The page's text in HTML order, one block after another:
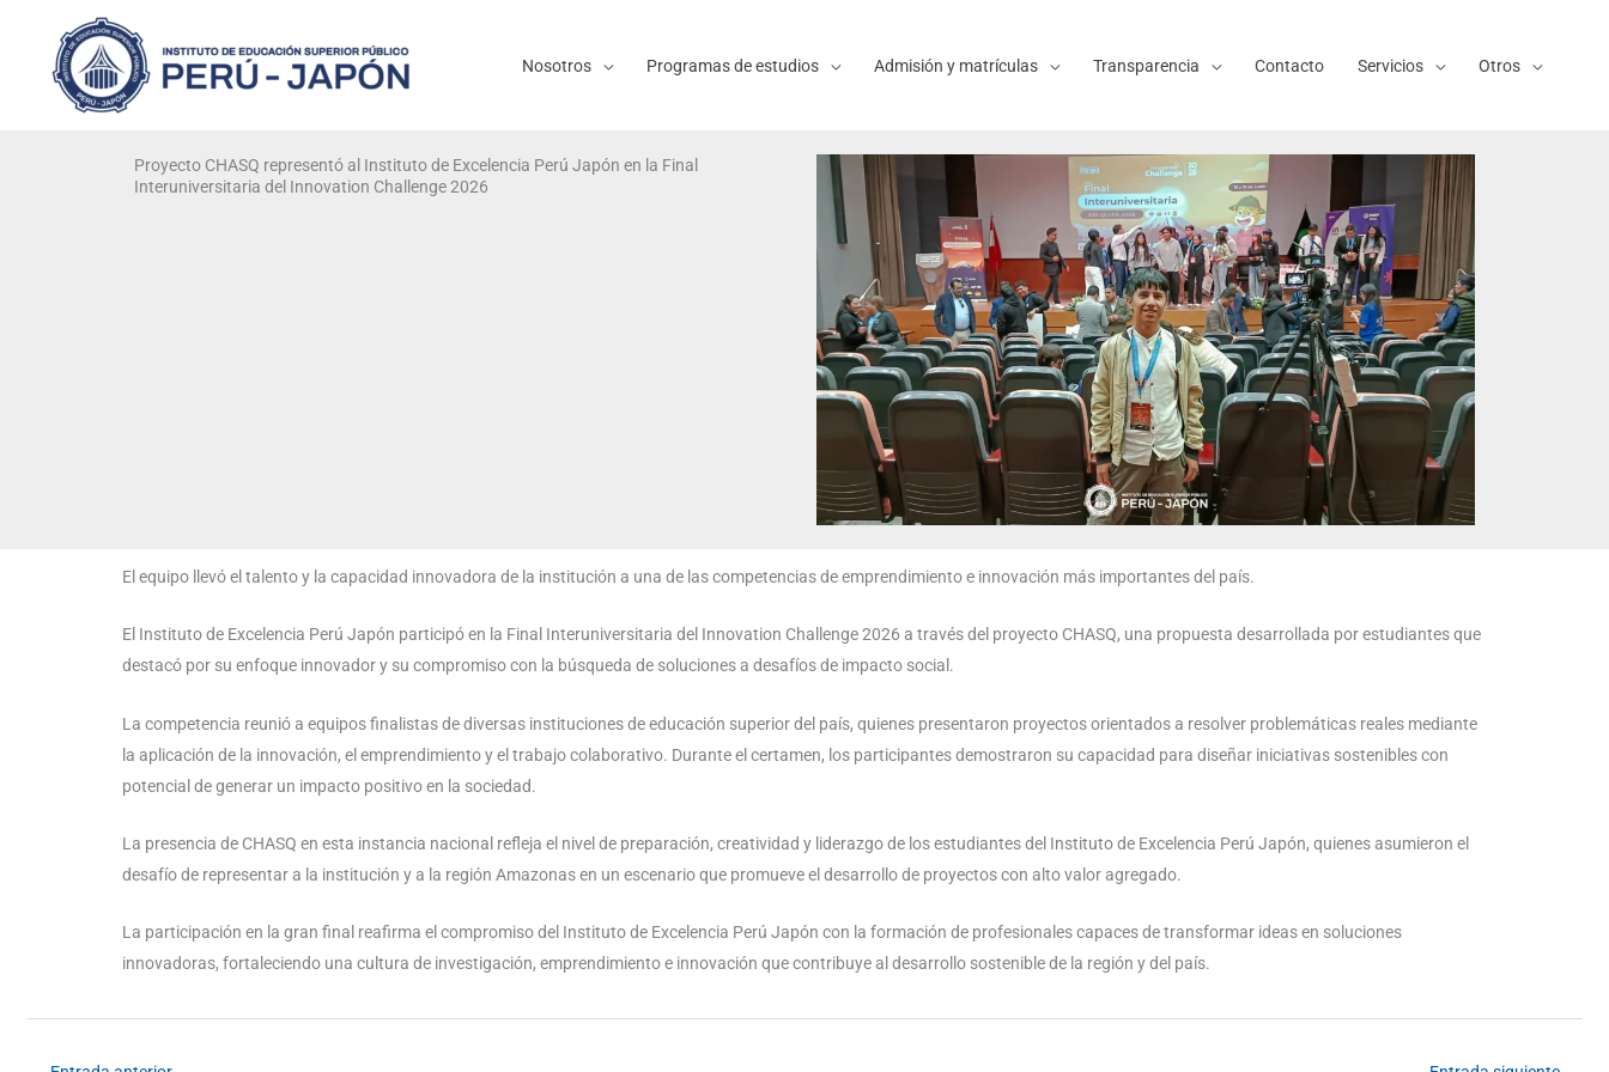
contenido
Nosotros Programas de estudios Admisión y matrículas Transparencia Contacto Servicios Otros
Proyecto CHASQ representó al Instituto de Excelencia Perú Japón en la Final
Interuniversitaria del Innovation Challenge 2026
El equipo llevó el talento y la capacidad innovadora de la institución a una de las competencias de emprendimiento e innovación más importantes del país.
El Instituto de Excelencia Perú Japón participó en la Final Interuniversitaria del Innovation Challenge 2026 a través del proyecto CHASQ, una propuesta desarrollada por estudiantes que
destacó por su enfoque innovador y su compromiso con la búsqueda de soluciones a desafíos de impacto social.
La competencia reunió a equipos finalistas de diversas instituciones de educación superior del país, quienes presentaron proyectos orientados a resolver problemáticas reales mediante
la aplicación de la innovación, el emprendimiento y el trabajo colaborativo. Durante el certamen, los participantes demostraron su capacidad para diseñar iniciativas sostenibles con
potencial de generar un impacto positivo en la sociedad.
La presencia de CHASQ en esta instancia nacional refleja el nivel de preparación, creatividad y liderazgo de los estudiantes del Instituto de Excelencia Perú Japón, quienes asumieron el
desafío de representar a la institución y a la región Amazonas en un escenario que promueve el desarrollo de proyectos con alto valor agregado.
La participación en la gran final reafirma el compromiso del Instituto de Excelencia Perú Japón con la formación de profesionales capaces de transformar ideas en soluciones
innovadoras, fortaleciendo una cultura de investigación, emprendimiento e innovación que contribuye al desarrollo sostenible de la región y del país.